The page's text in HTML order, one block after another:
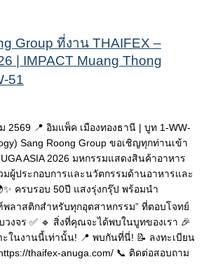
Group ที่งาน THAIFEX –
| IMPACT Muang Thong
51
2569 📍 อิมแพ็ค เมืองทองธานี | บูท 1-WW-
Sang Roong Group ขอเชิญทุกท่านเข้า
ASIA 2026 มหกรรมแสดงสินค้าอาหาร
ผู้ประกอบการและนวัตกรรมด้านอาหารและ
ครบรอบ 50ปี แสงรุ่งกรุ๊ป พร้อมนำ
ลาสติกสำหรับทุกอุตสาหกรรม” ที่ตอบโจทย์
งจร ✅ 🔹 สิ่งที่คุณจะได้พบในบูทของเรา 🎉
ในงานนี้เท่านั้น! 📍 พบกันที่นี่! 📝 ลงทะเบียน
thaifex-anuga.com/ 📞 ติดต่อสอบถาม